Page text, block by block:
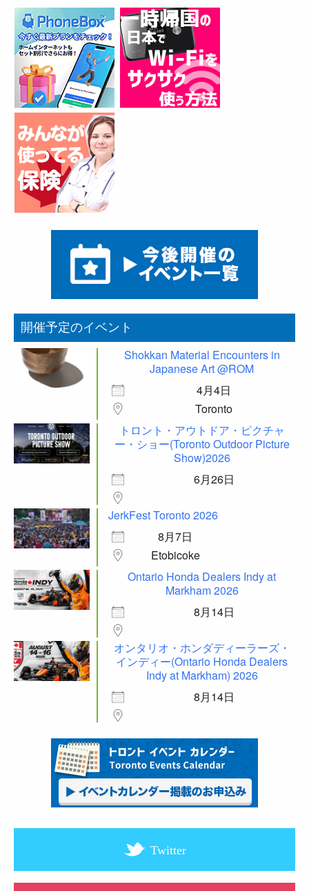
開催予定のイベント
Shokkan Material Encounters in
Japanese Art @ROM
4月4日
Toronto
トロント・アウトドア・ピクチャ
ー・ショー(Toronto Outdoor Picture
Show)2026
6月26日
JerkFest Toronto 2026
8月7日
Etobicoke
Ontario Honda Dealers Indy at
Markham 2026
8月14日
オンタリオ・ホンダディーラーズ・
インディー(Ontario Honda Dealers
Indy at Markham) 2026
8月14日
Twitter